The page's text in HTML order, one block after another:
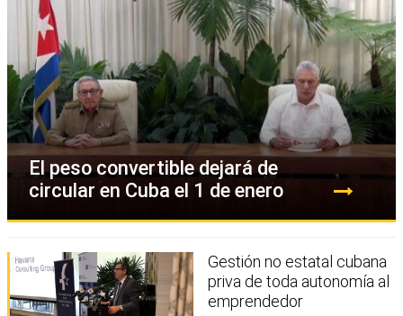
El peso convertible dejará de
circular en Cuba el 1 de enero
Gestión no estatal cubana
priva de toda autonomía al
emprendedor